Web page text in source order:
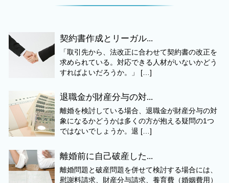
契約書作成とリーガル...
「取引先から、法改正に合わせて契約書の改正を
求められている。対応できる人材がいないかどう
すればよいだろうか。」 […]
退職金が財産分与の対...
離婚を検討している場合、退職金が財産分与の対
象になるかどうかは多くの方が抱える疑問の1つ
ではないでしょうか。退 […]
離婚前に自己破産した...
離婚問題と破産問題を併せて検討する場合には、
慰謝料請求、財産分与請求、養育費（婚姻費用）